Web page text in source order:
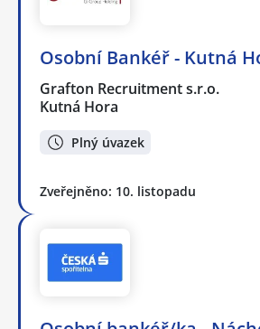
Osobní Bankéř - Kutná
Grafton Recruitment s.r.o.
Kutná Hora
Plný úvazek
Zveřejněno: 10. listopadu